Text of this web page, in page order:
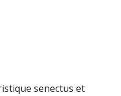
senectus et